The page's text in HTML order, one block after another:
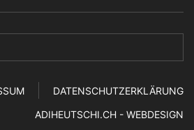
DATENSCHUTZERKLÄRUNG
ADIHEUTSCHI.CH - WEBDESIGN